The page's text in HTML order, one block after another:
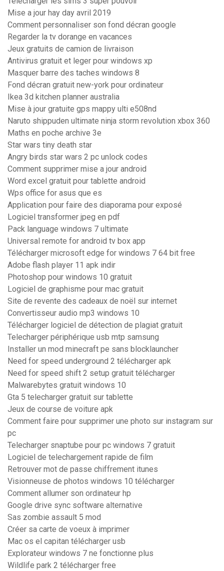
Mise a jour hay day avril 2019
Comment personnaliser son fond décran google
Regarder la tv dorange en vacances
Jeux gratuits de camion de livraison
Antivirus gratuit et leger pour windows xp
Masquer barre des taches windows 8
Fond décran gratuit new-york pour ordinateur
Ikea 3d kitchen planner australia
Mise à jour gratuite gps mappy ulti e508nd
Naruto shippuden ultimate ninja storm revolution xbox 360
Maths en poche archive 3e
Star wars tiny death star
Angry birds star wars 2 pc unlock codes
Comment supprimer mise a jour android
Word excel gratuit pour tablette android
Wps office for asus que es
Application pour faire des diaporama pour exposé
Logiciel transformer jpeg en pdf
Pack language windows 7 ultimate
Universal remote for android tv box app
Télécharger microsoft edge for windows 7 64 bit free
Adobe flash player 11 apk indir
Photoshop pour windows 10 gratuit
Logiciel de graphisme pour mac gratuit
Site de revente des cadeaux de noël sur internet
Convertisseur audio mp3 windows 10
Télécharger logiciel de détection de plagiat gratuit
Telecharger périphérique usb mtp samsung
Installer un mod minecraft pe sans blocklauncher
Need for speed underground 2 télécharger apk
Need for speed shift 2 setup gratuit télécharger
Malwarebytes gratuit windows 10
Gta 5 telecharger gratuit sur tablette
Jeux de course de voiture apk
Comment faire pour supprimer une photo sur instagram sur
pc
Telecharger snaptube pour pc windows 7 gratuit
Logiciel de telechargement rapide de film
Retrouver mot de passe chiffrement itunes
Visionneuse de photos windows 10 télécharger
Comment allumer son ordinateur hp
Google drive sync software alternative
Sas zombie assault 5 mod
Créer sa carte de voeux à imprimer
Mac os el capitan télécharger usb
Explorateur windows 7 ne fonctionne plus
Wildlife park 2 télécharger free